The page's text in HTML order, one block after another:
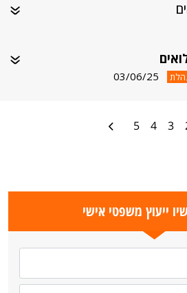
03/06/25
3
4
5
ייעוץ משפטי אישי